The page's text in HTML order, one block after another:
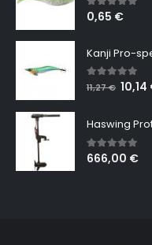
5.00 out
0,65 €
Kanji Pro-
5.00out
11,27€ 10,14
Haswing
5.00 out
666,00 €